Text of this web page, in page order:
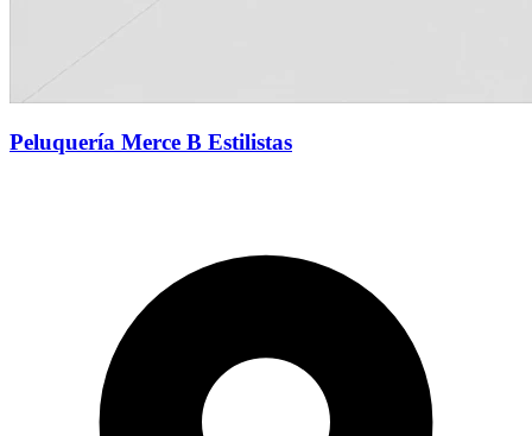
Peluquería Merce B Estilistas